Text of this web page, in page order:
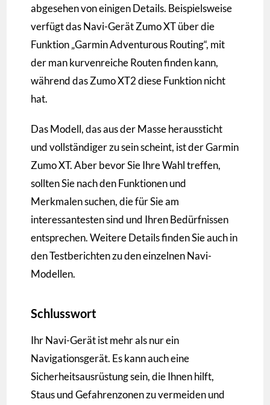
abgesehen von einigen Details. Beispielsweise
verfügt das Navi-Gerät Zumo XT über die
Funktion „Garmin Adventurous Routing“, mit
der man kurvenreiche Routen finden kann,
während das Zumo XT2 diese Funktion nicht
hat.
Das Modell, das aus der Masse heraussticht
und vollständiger zu sein scheint, ist der Garmin
Zumo XT. Aber bevor Sie Ihre Wahl treffen,
sollten Sie nach den Funktionen und
Merkmalen suchen, die für Sie am
interessantesten sind und Ihren Bedürfnissen
entsprechen. Weitere Details finden Sie auch in
den Testberichten zu den einzelnen Navi-
Modellen.
Schlusswort
Ihr Navi-Gerät ist mehr als nur ein
Navigationsgerät. Es kann auch eine
Sicherheitsausrüstung sein, die Ihnen hilft,
Staus und Gefahrenzonen zu vermeiden und